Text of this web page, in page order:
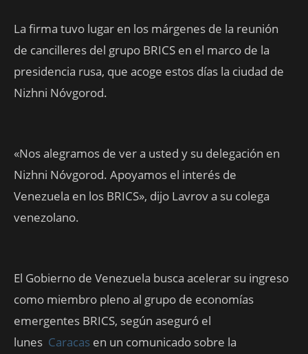
La firma tuvo lugar en los márgenes de la reunión
de cancilleres del grupo BRICS en el marco de la
presidencia rusa, que acoge estos días la ciudad de
Nizhni Nóvgorod.
«Nos alegramos de ver a usted y su delegación en
Nizhni Nóvgorod. Apoyamos el interés de
Venezuela en los BRICS», dijo Lavrov a su colega
venezolano.
El Gobierno de Venezuela busca acelerar su ingreso
como miembro pleno al grupo de economías
emergentes BRICS, según aseguró el
lunes Caracas en un comunicado sobre la